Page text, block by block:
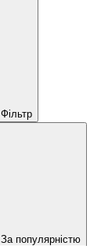
Фільтр
За популярністю